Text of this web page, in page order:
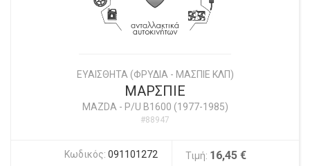
ΕΥΑΙΣΘΗΤΑ (ΦΡΥΔΙΑ - ΜΑΣΠΙΕ ΚΛΠ)
ΜΑΡΣΠΙΕ
MAZDA- P/U B1600 (1977-1985)
#88947
Κωδικός: 091101272 Τιμή: 16,45 €